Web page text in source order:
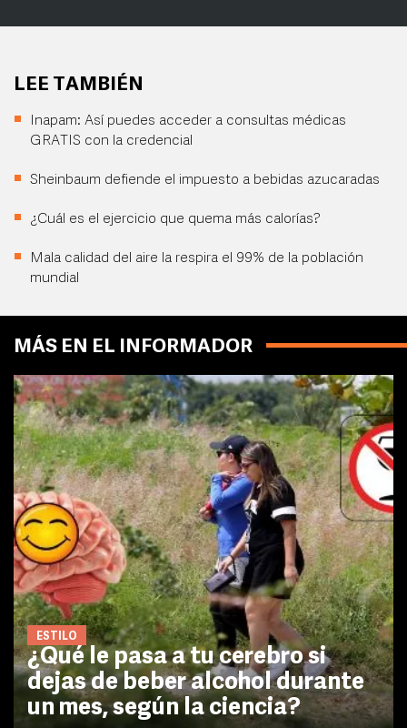
LEE TAMBIÉN
Inapam: Así puedes acceder a consultas médicas
GRATIS con la credencial
Sheinbaum defiende el impuesto a bebidas azucaradas
¿Cuál es el ejercicio que quema más calorías?
Mala calidad del aire la respira el 99% de la población
mundial
MÁS EN EL INFORMADOR
ESTILO
¿Qué le pasa a tu cerebro si
dejas de beber alcohol durante
un mes, según la ciencia?